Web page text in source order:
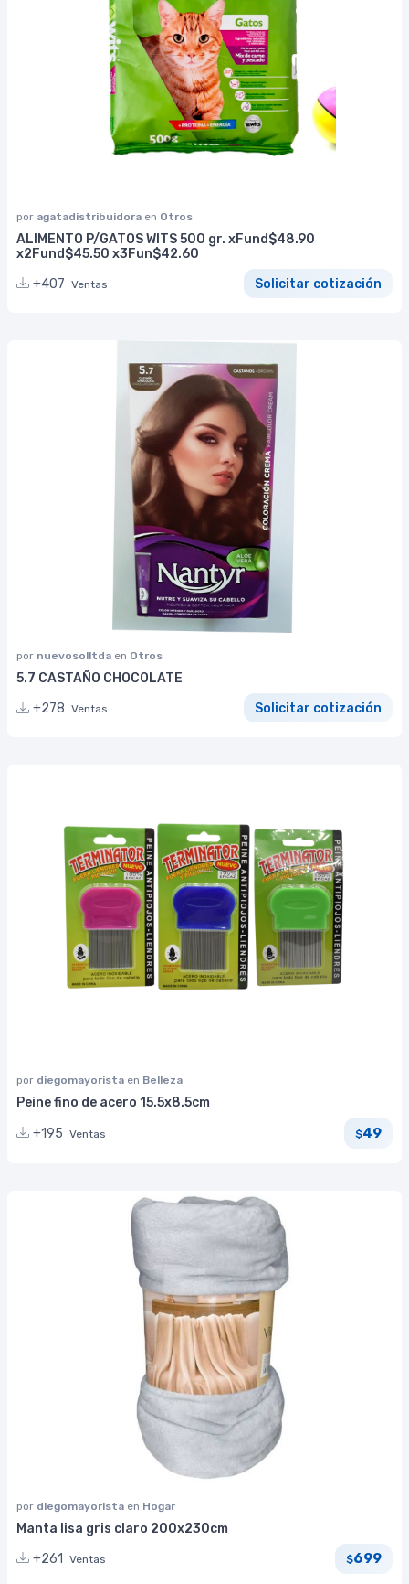
por agatadistribuidora en Otros
ALIMENTO P/GATOS WITS 500 gr. xFund$48.90
x2Fund$45.50 x3Fun$42.60
+407 Ventas Solicitar cotización
por nuevosolltda en Otros
5.7 CASTAÑO CHOCOLATE
+278 Ventas Solicitar cotización
por diegomayorista en Belleza
Peine fino de acero 15.5x8.5cm
+195 Ventas $49
por diegomayorista en Hogar
Manta lisa gris claro 200x230cm
+261
Ventas $699